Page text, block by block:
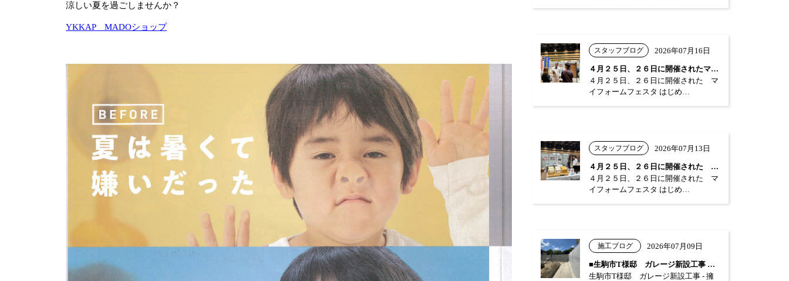
涼しい夏を過ごしませんか？
YKKAP MADOショップ
スタッフブログ 2026年07月16日
４月２５日、２６日に開催されたマイフォー…
４月２５日、２６日に開催された マ
イフォームフェスタ はじめ…
スタッフブログ 2026年07月13日
４月２５日、２６日に開催された マイフォ…
４月２５日、２６日に開催された マ
イフォームフェスタ はじめ…
施工ブログ 2026年07月09日
■生駒市T様邸 ガレージ新設工事 …
生駒市T様邸 ガレージ新設工事 - 擁